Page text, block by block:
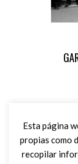
Esta página
propias como
recopilar